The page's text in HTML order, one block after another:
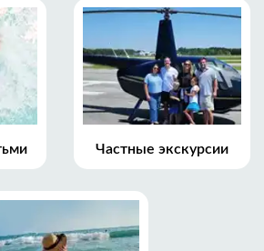
Частные экскурсии